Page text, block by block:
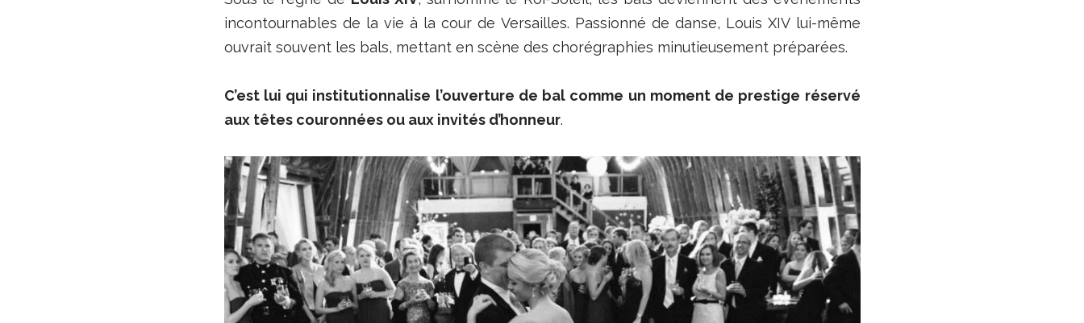
incontournables de la vie à la cour de Versailles. Passionné de danse, Louis XIV lui-même
ouvrait souvent les bals, mettant en scène des chorégraphies minutieusement préparées.
C’est lui qui institutionnalise l’ouverture de bal comme un moment de prestige réservé
aux têtes couronnées ou aux invités d’honneur.